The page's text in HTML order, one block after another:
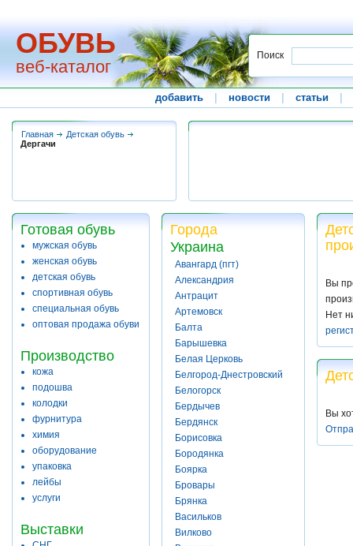
ОБУВЬ
веб-каталог
Поиск
добавить новости статьи
Главная
Детская обувь
Дергачи
Готовая обувь
мужская обувь
женская обувь
детская обувь
спортивная обувь
специальная обувь
оптовая продажа обуви
Производство
кожа
подошва
колодки
фурнитура
химия
оборудование
упаковка
лейбы
услуги
Выставки
Города
Украина
Авангард (пгт)
Александрия
Антрацит
Артемовск
Балта
Барышевка
Белая Церковь
Белгород-Днестровский
Белогорск
Бердычев
Бердянск
Борисовка
Бородянка
Боярка
Бровары
Брянка
Васильков
Вилково
Вы
Нет
Вы